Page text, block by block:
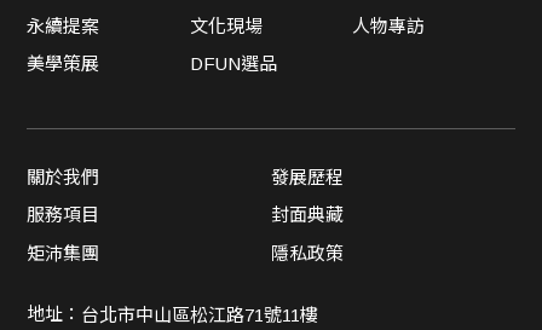
永續提案
文化現場
人物專訪
美學策展
DFUN選品
關於我們
發展歷程
服務項目
封面典藏
矩沛集團
隱私政策
地址： 台北市中山區松江路71號11樓